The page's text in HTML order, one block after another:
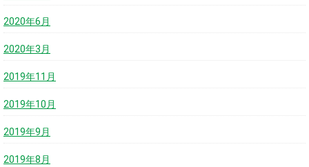
2020年6月
2020年3月
2019年11月
2019年10月
2019年9月
2019年8月